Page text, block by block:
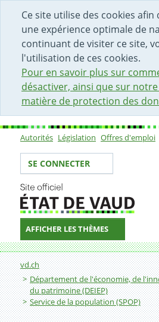
Ce site utilise des cookies
une expérience optimale de
continuant de visiter ce site,
l'utilisation de ces cookies.
Pour en savoir plus sur
désactiver, ainsi que sur
matière de protection des
DÉBUT DU CONTENU DE LA
ACCÈS AU CHAMP DE
PAGE D'ACCUEIL
FORMULAIRE DE CONTACT
Sous-navigation
Autorités Législation Offres d'emploi
Votre identité
SE CONNECTER
AFFICHER LES THÈMES
Fil d'Ariane
vd.ch
Département de l'économie, de
du patrimoine (DEIEP)
Service de la population (SPOP)
Liens